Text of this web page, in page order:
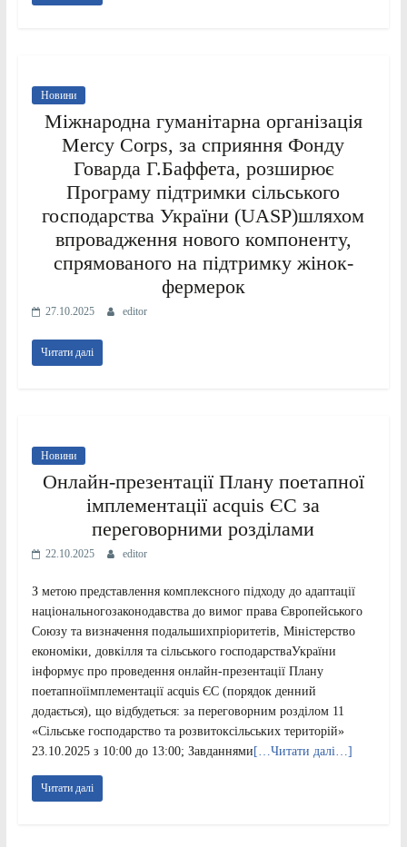
Новини
Міжнародна гуманітарна організація
Mercy Corps, за сприяння Фонду
Говарда Г.Баффета, розширює
Програму підтримки сільського
господарства України (UASP)шляхом
впровадження нового компоненту,
спрямованого на підтримку жінок-
фермерок
27.10.2025 editor
Читати далі
Новини
Онлайн-презентації Плану поетапної
імплементації acquis ЄС за
переговорними розділами
22.10.2025 editor
З метою представлення комплексного підходу до адаптації
національногозаконодавства до вимог права Європейського
Союзу та визначення подальшихпріоритетів, Міністерство
економіки, довкілля та сільського господарстваУкраїни
інформує про проведення онлайн-презентації Плану
поетапноїімплементації acquis ЄС (порядок денний
додається), що відбудеться: за переговорним розділом 11
«Сільське господарство та розвитоксільських територій»
23.10.2025 з 10:00 до 13:00; Завданнями […Читати далі…]
Читати далі